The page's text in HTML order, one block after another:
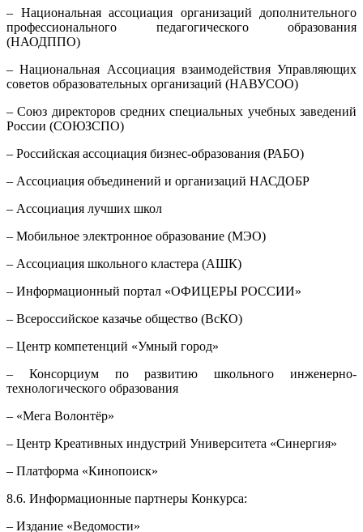
– Национальная ассоциация организаций дополнительного
профессионального педагогического образования
(НАОДППО)
– Национальная Ассоциация взаимодействия Управляющих
советов образовательных организаций (НАВУСОО)
– Союз директоров средних специальных учебных заведений
России (СОЮЗСПО)
– Российская ассоциация бизнес-образования (РАБО)
– Ассоциация объединений и организаций НАСДОБР
– Ассоциация лучших школ
– Мобильное электронное образование (МЭО)
– Ассоциация школьного кластера (АШК)
– Информационный портал «ОФИЦЕРЫ РОССИИ»
– Всероссийское казачье общество (ВсКО)
– Центр компетенций «Умный город»
– Консорциум по развитию школьного инженерно-
технологического образования
– «Мега Волонтёр»
– Центр Креативных индустрий Университета «Синергия»
– Платформа «Кинопоиск»
8.6. Информационные партнеры Конкурса:
– Издание «Ведомости»